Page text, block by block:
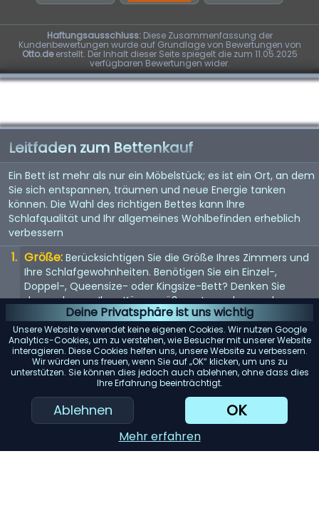
Deine Privatsphäre ist uns wichtig
Unsere Website verwendet keine eigenen Cookies. Wir nutzen Google
Analytics-Cookies, um zu verstehen, wie Besucher mit unserer Website
interagieren. Diese Cookies helfen uns, unsere Website zu verbessern.
Wir würden uns freuen, wenn Sie auf „OK“ klicken, um uns zu
unterstützen. Sie können dies jedoch auch ablehnen, ohne dass dies
Ihre Erfahrung beeinträchtigt.
Ablehnen OK
Mehr erfahren
Haftungsausschluss:Diese Zusammenfassung der
Kundenbewertungen wurde auf Grundlage von Bewertungen von
Otto.deerstellt. Der Inhalt dieser Seite spiegelt die zum 11.05.2025
verfügbaren Bewertungen wider.
Leitfaden zum Bettenkauf
Ein Bett ist mehr als nur ein Möbelstück; es ist ein Ort, an dem
Sie sich entspannen, träumen und neue Energie tanken
können. Die Wahl des richtigen Bettes kann Ihre
Schlafqualität und Ihr allgemeines Wohlbefinden erheblich
verbessern
Größe: Berücksichtigen Sie die Größe Ihres Zimmers und
Ihre Schlafgewohnheiten. Benötigen Sie ein Einzel-,
Doppel-, Queensize- oder Kingsize-Bett? Denken Sie
daran, dass es Ihrer Körpergröße entsprechen und
genügend Platz bieten sollte, wenn Sie es mit jemandem
teilen.
Matratze: Die Matratze ist entscheidend für einen guten
Schlaf. Suchen Sie nach einer Matratze, die Ihr
Körpergewicht gleichmäßig verteilt und Ihren
Komfortvorlieben entspricht, sei es weich, mittel oder
Rahmenmaterial: Das Material des Bettrahmens trägt